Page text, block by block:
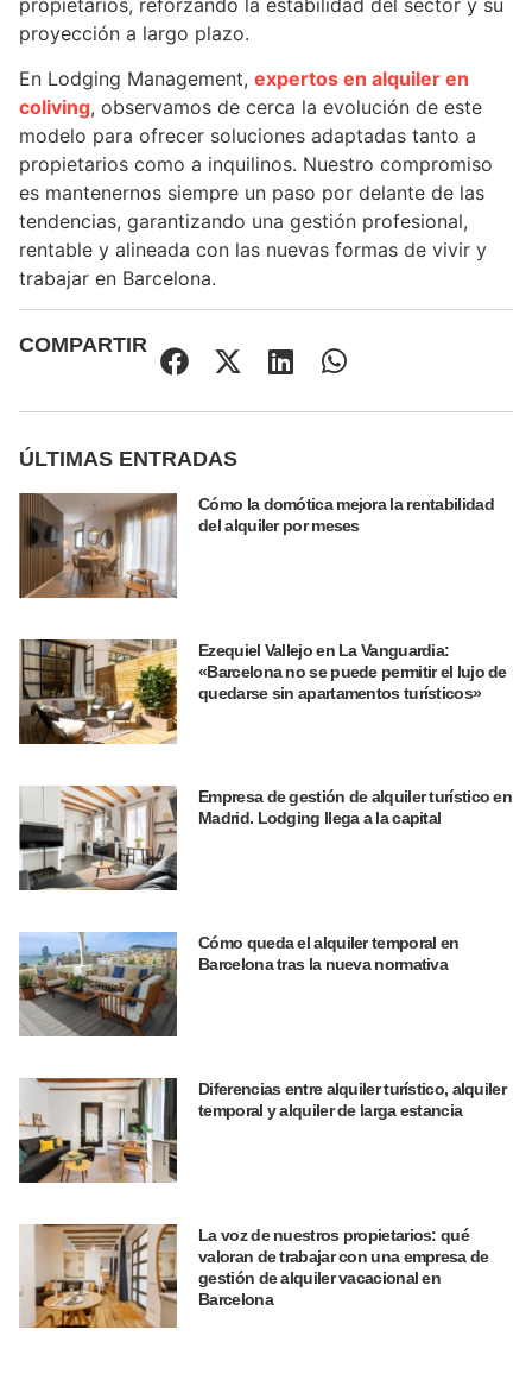
proyección a largo plazo.
En Lodging Management, expertos en alquiler en
coliving, observamos de cerca la evolución de este
modelo para ofrecer soluciones adaptadas tanto a
propietarios como a inquilinos. Nuestro compromiso
es mantenernos siempre un paso por delante de las
tendencias, garantizando una gestión profesional,
rentable y alineada con las nuevas formas de vivir y
trabajar en Barcelona.
COMPARTIR
ÚLTIMAS ENTRADAS
Cómo la domótica mejora la rentabilidad
del alquiler por meses
Ezequiel Vallejo en La Vanguardia:
«Barcelona no se puede permitir el lujo de
quedarse sin apartamentos turísticos»
Empresa de gestión de alquiler turístico en
Madrid. Lodging llega a la capital
Cómo queda el alquiler temporal en
Barcelona tras la nueva normativa
Diferencias entre alquiler turístico, alquiler
temporal y alquiler de larga estancia
La voz de nuestros propietarios: qué
valoran de trabajar con una empresa de
gestión de alquiler vacacional en
Barcelona